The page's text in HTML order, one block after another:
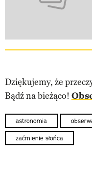
Dziękujemy, że
Bądź na bieżąco!
astronomia
zaćmienie słońca